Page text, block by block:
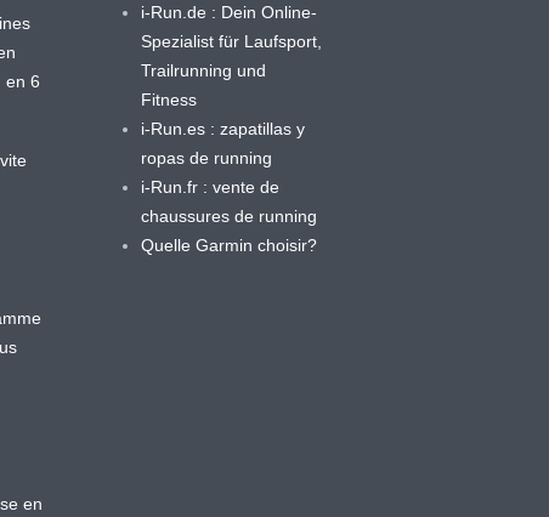
en 6
en
i-Run.de : Dein Online-
Spezialist für Laufsport,
Trailrunning und
Fitness
i-Run.es : zapatillas y
ropas de running
i-Run.fr : vente de
chaussures de running
Quelle Garmin choisir?